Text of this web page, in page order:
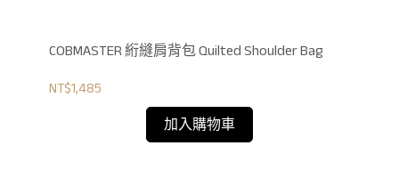
COBMASTER 絎縫肩背包 Quilted Shoulder Bag
NT$1,485
加入購物車